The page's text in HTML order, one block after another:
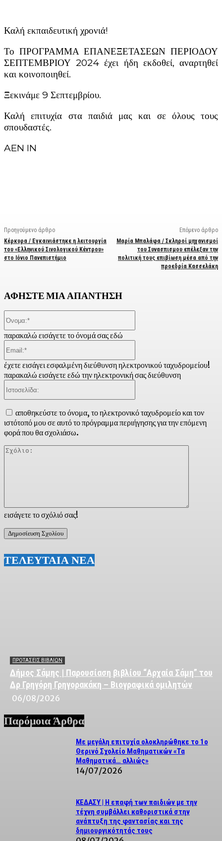
Καλή εκπαιδευτική χρονιά!
Το ΠΡΟΓΡΑΜΜΑ ΕΠΑΝΕΞΕΤΑΣΕΩΝ ΠΕΡΙΟΔΟΥ
ΣΕΠΤΕΜΒΡΙΟΥ 2024 έχει ήδη εκδοθεί, αναρτηθεί
και κοινοποιηθεί.
Ξεκινάμε 9 Σεπτεμβρίου.
Καλή επιτυχία στα παιδιά μας και σε όλους τους
σπουδαστές.
AEN IN
Προηγούμενο άρθρο
Κέρκυρα / Εγκαινιάστηκε η λειτουργία
του «Ελληνικού Σινολογικού Κέντρου»
στο Ιόνιο Πανεπιστήμιο
Επόμενο άρθρο
Μαρία Μπαλάφα / Σκληροί μηχανισμοί
του Συνασπισμου επέλεξαν την
πολιτική τους επιβίωση μέσα από την
προεδρία Κασσελάκη
ΑΦΗΣΤΕ ΜΙΑ ΑΠΑΝΤΗΣΗ
εισάγετε το σχόλιό σας!
παρακαλώ εισάγετε το όνομά σας εδώ
έχετε εισάγει εσφαλμένη διεύθυνση ηλεκτρονικού ταχυδρομείου!
παρακαλώ εισάγετε εδώ την ηλεκτρονική σας διεύθυνση
αποθηκεύστε το όνομα, το ηλεκτρονικό ταχυδρομείο και τον
ιστότοπό μου σε αυτό το πρόγραμμα περιήγησης για την επόμενη
φορά που θα σχολιάσω.
ΤΕΛΕΥΤΑΙΑ ΝΕΑ
ΠΡΟΤΑΣΕΙΣ ΒΙΒΛΙΩΝ
Δήμος Σάμης | Παρουσίαση βιβλίου “Αρχαία Σάμη” του
Δρ Γρηγόρη Γρηγορακάκη – Βιογραφικά ομιλητών
06/08/2026
Παρόμοια Άρθρα
Με μεγάλη επιτυχία ολοκληρώθηκε το 1ο
Θερινό Σχολείο Μαθηματικών «Τα
Μαθηματικά… αλλιώς»
14/07/2026
ΚΕΔΑΣΥ | Η επαφή των παιδιών με την
τέχνη συμβάλλει καθοριστικά στην
ανάπτυξη της φαντασίας και της
δημιουργικότητάς τους